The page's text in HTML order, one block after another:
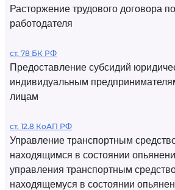
Расторжение трудового договора
работодателя
ст. 78 БК РФ
Предоставление субсидий
индивидуальным
лицам
ст. 12.8 КоАП РФ
Управление транспортным
находящимся в состоянии
управления транспортным
находящемуся в состоянии